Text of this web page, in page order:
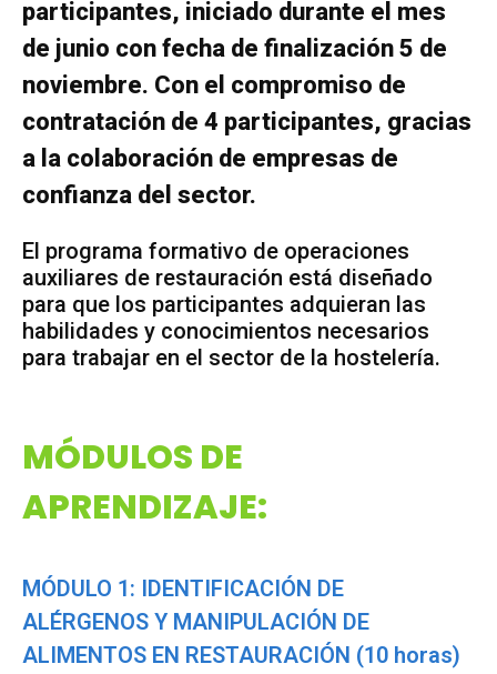
participantes, iniciado durante el mes
de junio con fecha de finalización 5 de
noviembre. Con el compromiso de
contratación de 4 participantes, gracias
a la colaboración de empresas de
confianza del sector.
El programa formativo de operaciones
auxiliares de restauración está diseñado
para que los participantes adquieran las
habilidades y conocimientos necesarios
para trabajar en el sector de la hostelería.
MÓDULOS DE
APRENDIZAJE:
MÓDULO 1: IDENTIFICACIÓN DE
ALÉRGENOS Y MANIPULACIÓN DE
ALIMENTOS EN RESTAURACIÓN (10 horas)